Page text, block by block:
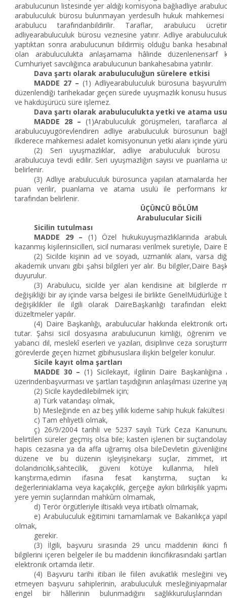
arabulucunun listesinde yer aldığı komisyona bağlıadliye
arabuluculuk bürosu bulunmayan yerdesulh hukuk mahkemesi
arabulucu tarafındanbildirilir. Taraflar, arabulucu
adliyearabuluculuk bürosu veznesine yatırır. Adliye
yaptıktan sonra arabulucunun bildirmiş olduğu banka
olan arabuluculukta anlaşamama hâlinde düzenlenensarf
Cumhuriyet savcılığınca arabulucunun bankahesabına yatırılır.
Dava şartı olarak arabuluculuğun sürelere etkisi
MADDE 27 – (1) Adliyearabuluculuk bürosuna
düzenlendiği tarihekadar geçen sürede uyuşmazlık konusu
ve hakdüşürücü süre işlemez.
Dava şartı olarak arabuluculukta yetki ve atama
MADDE 28 – (1)Arabuluculuk görüşmeleri, taraflarca
arabulucuyugörevlendiren adliye arabuluculuk bürosunun
ilkderece mahkemesi adalet komisyonunun yetki alanı içinde
(2) Seri uyuşmazlıklar, adliye arabuluculuk bürosu
arabulucuya tevdi edilir. Seri uyuşmazlığın sayısı ve puanlama
belirlenir.
(3) Adliye arabuluculuk bürosunca yapılan atamalarda
puan verilir, puanlama ve atama usulü ile performans
tarafından belirlenir.
ÜÇÜNCÜ BÖLÜM
Arabulucular Sicili
Sicilin tutulması
MADDE 29 – (1) Özel hukukuyuşmazlıklarında
kazanmış kişilerinsicilleri, sicil numarası verilmek suretiyle, Daire
(2) Sicilde kişinin ad ve soyadı, uzmanlık alanı, varsa
akademik unvanı gibi şahsi bilgileri yer alır. Bu bilgiler,Daire
duyurulur.
(3) Arabulucu, sicilde yer alan kendisine ait bilgilerde
değişikliği bir ay içinde varsa belgesi ile birlikte GenelMüdürlüğe
değişiklikler ile ilgili olarak DaireBaşkanlığı tarafından
düzeltmeler yapılır.
(4) Daire Başkanlığı, arabulucular hakkında elektronik
tutar. Şahsi sicil dosyasına arabulucunun kimliği, öğrenim
yabancı dil, meslekî eserleri ve yazıları, disiplinve ceza
görevlerde geçen hizmet gibihususlara ilişkin belgeler konulur.
Sicile kayıt olma şartları
MADDE 30 – (1) Sicilekayıt, ilgilinin Daire
üzerindenbaşvurması ve şartları taşıdığının anlaşılması üzerine
(2) Sicile kaydedilebilmek için;
a) Türk vatandaşı olmak,
b) Mesleğinde en az beş yıllık kıdeme sahip hukuk
c) Tam ehliyetli olmak,
ç) 26/9/2004 tarihli ve 5237 sayılı Türk Ceza
belirtilen süreler geçmiş olsa bile; kasten işlenen bir
hapis cezasına ya da affa uğramış olsa bileDevletin
düzene ve bu düzenin işleyişinekarşı suçlar, zimmet,
dolandırıcılık,sahtecilik, güveni kötüye kullanma,
karıştırma,edimin ifasına fesat karıştırma, suçtan
değerleriniaklama veya kaçakçılık, gerçeğe aykırı bilirkişilik
yere yemin suçlarından mahkûm olmamak,
d) Terör örgütleriyle iltisaklı veya irtibatlı olmamak,
e) Arabuluculuk eğitimini tamamlamak ve Bakanlıkça
olmak,
gerekir.
(3) İlgili, başvuru sırasında 29 uncu maddenin ikinci
bilgilerini içeren belgeler ile bu maddenin ikincifıkrasındaki şartları
elektronik ortamda iletir.
(4) Başvuru tarihi itibarı ile fiilen avukatlık mesleğini
etmeyen başvuru sahiplerinin, arabuluculuk
engel bir hâllerinin bulunmadığını